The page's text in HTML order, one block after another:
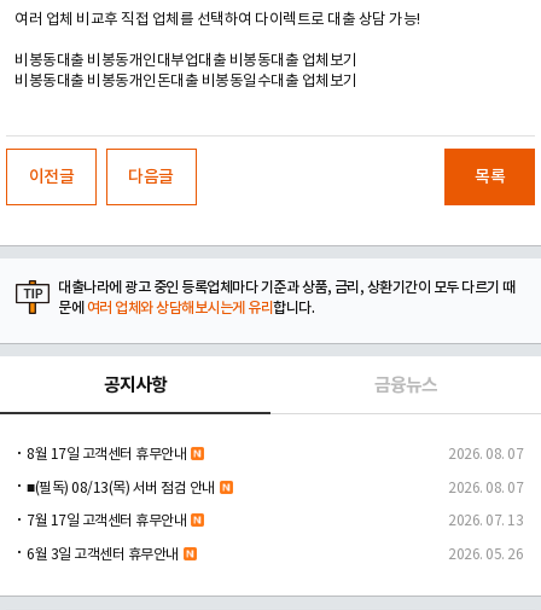
여러 업체 비교후 직접 업체를 선택하여 다이렉트로 대출 상담 가능!
비봉동대출 비봉동개인대부업대출 비봉동대출 업체보기
비봉동대출 비봉동개인돈대출 비봉동일수대출 업체보기
이전글 다음글 목록
대출나라에 광고 중인 등록업체마다 기준과 상품, 금리, 상환기간이 모두 다르기 때
문에 여러 업체와 상담해보시는게 유리합니다.
공지사항 금융뉴스
8월 17일 고객센터 휴무안내 2026. 08. 07
■(필독) 08/13(목) 서버 점검 안내 2026. 08. 07
7월 17일 고객센터 휴무안내 2026. 07. 13
6월 3일 고객센터 휴무안내 2026. 05. 26